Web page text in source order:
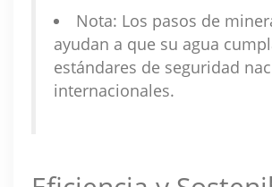
Nota: Los pasos de
ayudan a que su agua
estándares de seguridad
internacionales.